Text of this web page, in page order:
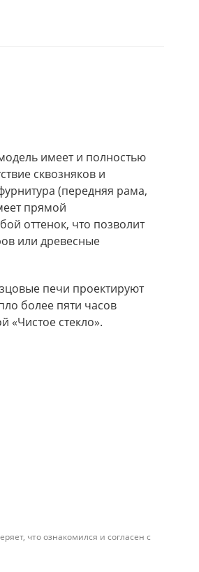
имеет и полностью
сквозняков и
(передняя рама,
прямой
оттенок, что позволит
или древесные
печи проектируют
более пяти часов
«Чистое стекло».
что ознакомился и согласен с